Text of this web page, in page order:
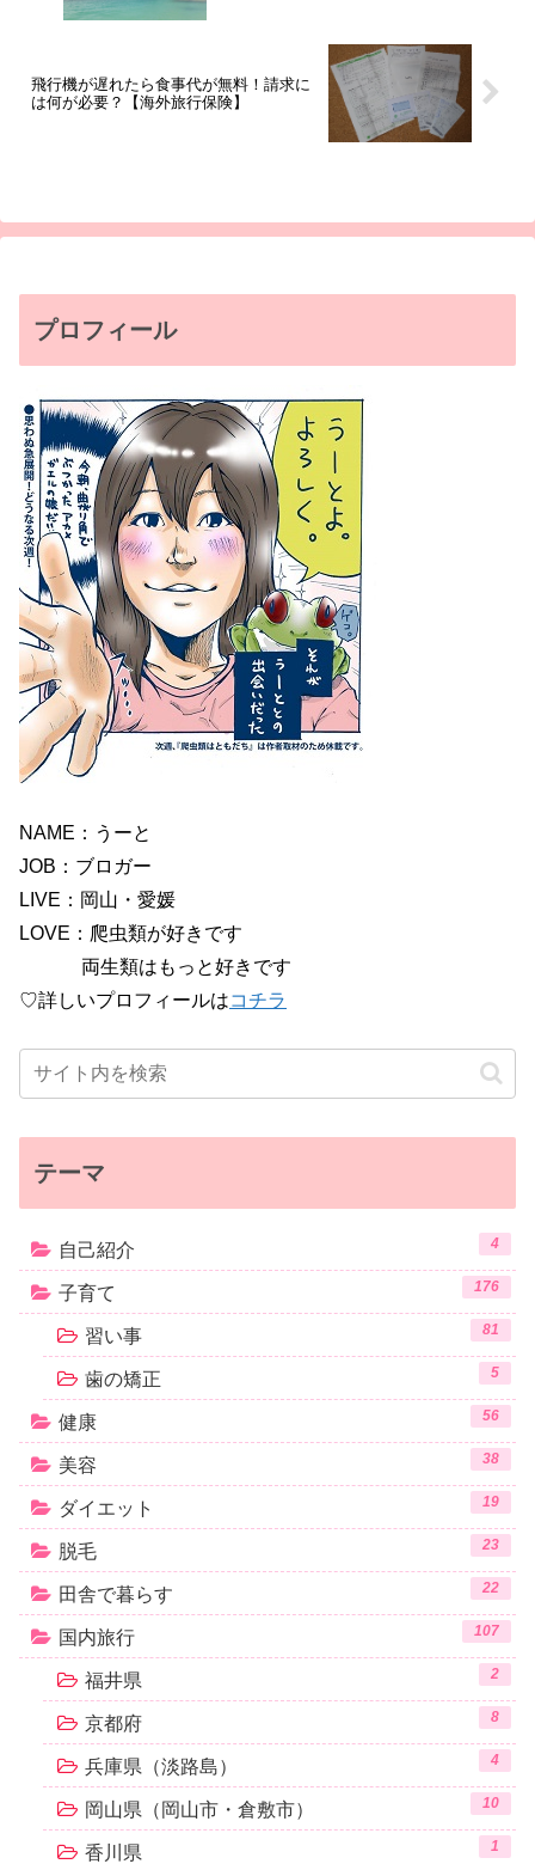
飛行機が遅れたら食事代が無料！請求に
は何が必要？【海外旅行保険】
プロフィール
NAME：うーと
JOB：ブロガー
LIVE：岡山・愛媛
LOVE：爬虫類が好きです
両生類はもっと好きです
♡詳しいプロフィールはコチラ
テーマ
自己紹介 4
子育て 176
習い事 81
歯の矯正 5
健康 56
美容 38
ダイエット 19
脱毛 23
田舎で暮らす 22
国内旅行 107
福井県 2
京都府 8
兵庫県（淡路島） 4
岡山県（岡山市・倉敷市） 10
香川県 1